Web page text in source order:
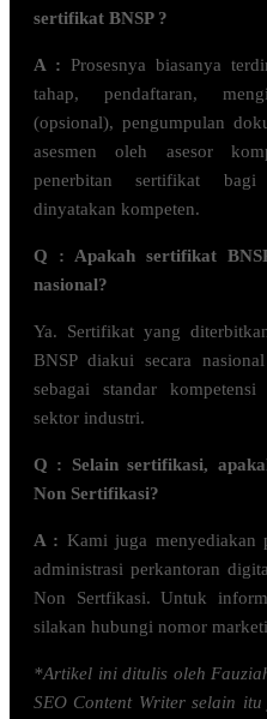
sertifikat BNSP ?
A : Prosesnya biasanya
tahap, pendaftaran,
(opsional), pengumpulan
asesmen oleh asesor
penerbitan sertifikat
dinyatakan kompeten.
Q : Apakah sertifikat
nasional?
Ya. Sertifikat yang
BNSP diakui secara
sebagai standar kompetensi
sektor industri.
Q : Selain sertifikasi,
Non Sertifikasi?
A : Kami juga menyediakan
administrasi perkantoran
Non Sertfikasi. Untuk
silakan hubungi nomor
*Artikel ini ditulis oleh
SEO Content Writer selain